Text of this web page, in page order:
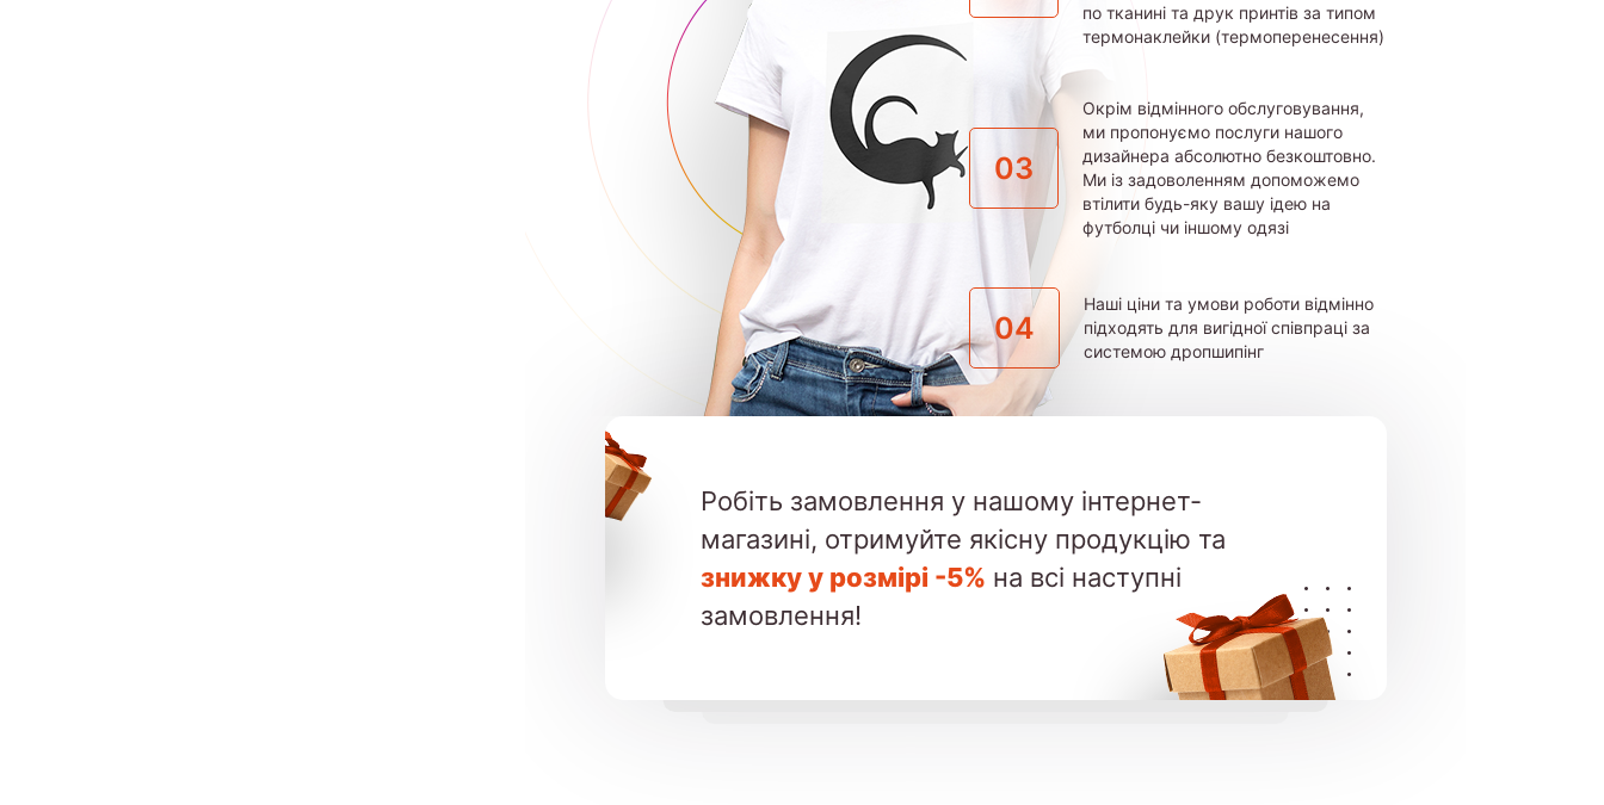
по тканині та друк принтів за типом
термонаклейки (термоперенесення)
03
Окрім відмінного обслуговування,
ми пропонуємо послуги нашого
дизайнера абсолютно безкоштовно.
Ми із задоволенням допоможемо
втілити будь-яку вашу ідею на
футболці чи іншому одязі
04
Наші ціни та умови роботи відмінно
підходять для вигідної співпраці за
системою дропшипінг
Робіть замовлення у нашому інтернет-
магазині, отримуйте якісну продукцію та
знижку у розмірі -5% на всі наступні
замовлення!